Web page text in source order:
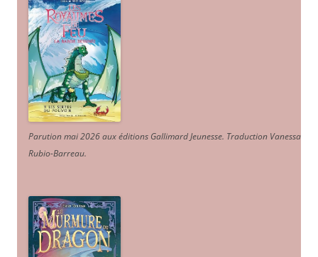
Parution mai 2026 aux éditions Gallimard Jeunesse. Traduction Vanessa
Rubio-Barreau.